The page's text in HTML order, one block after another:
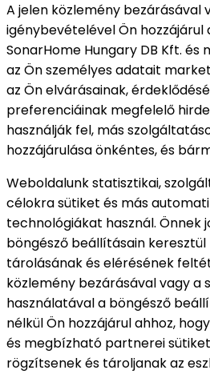
A jelen közlemény bezárásával
igénybevételével Ön hozzájárul
SonarHome Hungary DB Kft.
az Ön személyes adatait
az Ön elvárásainak,
preferenciáinak megfelelő
használják fel, más
hozzájárulása önkéntes, és
Weboldalunk statisztikai,
célokra sütiket és más
technológiákat használ. Önnek
böngésző beállításain
tárolásának és elérésének
közlemény bezárásával vagy a
használatával a böngésző
nélkül Ön hozzájárul ahhoz,
és megbízható partnerei
rögzítsenek és tároljanak az